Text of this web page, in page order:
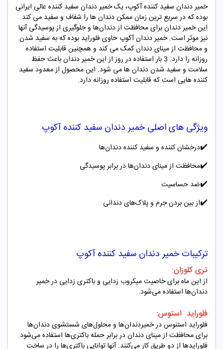
خمیر دندان سفید کننده آکوپ، یک خمیر دندان سفید کننده عالی ایرانی
بوده که در سریع ترین زمان ممکن دندان ها را شفاف و سفید می کند.
این خمیر دندان برای محافظت از دندان‌ها و جلوگیری از پوسیدگی آنها
نیز موثر است. خمیر دندان آکوپ حاوی فلوراید بوده که به سفید شدن
و محافظت از مینای دندان کمک می کند و همچنین قابلیت استفاده
روزانه را دارد. 3 بار استفاده در روز از این خمیر دندان باعث حفظ
سلامت و سفید شدن دندان ها می شود. این محصول از معدود سفید
کننده هایی است که قابلیت استفاده روزانه دارد.
ویژگی های اصلیخمیر دندان سفید کننده آکوپ
✔️درخشان کننده و سفید کننده دندان‌ها
✔️محافظت از مینای دندان‌ها در برابر پوسیدگی
✔️ضد حساسیت
✔️از بین بردن جرم و پلاک‌های دندانی
ترکیباتخمیر دندان سفید کننده آکوپ
تری کلوزان:
از این ماه برای خاصیت میکروب زدایی و باکتری زدایی در خمیر
دندان‌ها استفاده می‌شود.
فلوراید استوس:
فلوراید استنوس در خمیردندان‌ها و محلول‌های شستشوی دندان‌ها
برای محافظت از مینای دندان در برابر حمله باکتری‌ها استفاده می‌شود.
فلورایدها از دو طریق کار می‌کنند. آنها توانایی باکتری‌ها را در ساخت